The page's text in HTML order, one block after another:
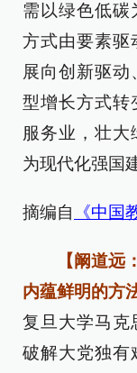
需以绿色低碳
方式由要素驱
展向创新驱动
型增长方式转
服务业，壮大
为现代化强国
摘编自 《中国
【阚道远：
内蕴鲜明的方
复旦大学马克
破解大党独有